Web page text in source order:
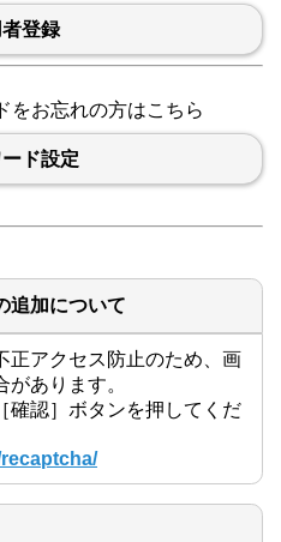
登録
をお忘れの方はこちら
ド設定
追加について
正アクセス防止のため、画
あります。
確認］ボタンを押してくだ